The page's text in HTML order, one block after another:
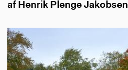
af Henrik Plenge Jakobsen